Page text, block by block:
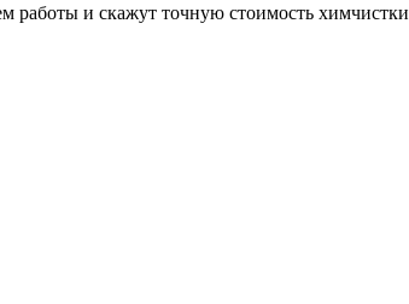
работы и скажут точную стоимость химчистки